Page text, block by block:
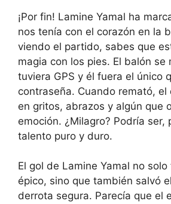
¡Por fin! Lamine Yamal ha
nos tenía con el corazón en la
viendo el partido, sabes que
magia con los pies. El balón se
tuviera GPS y él fuera el único
contraseña. Cuando remató,
en gritos, abrazos y algún que
emoción. ¿Milagro? Podría ser,
talento puro y duro.
El gol de Lamine Yamal no
épico, sino que también salvó
derrota segura. Parecía que el